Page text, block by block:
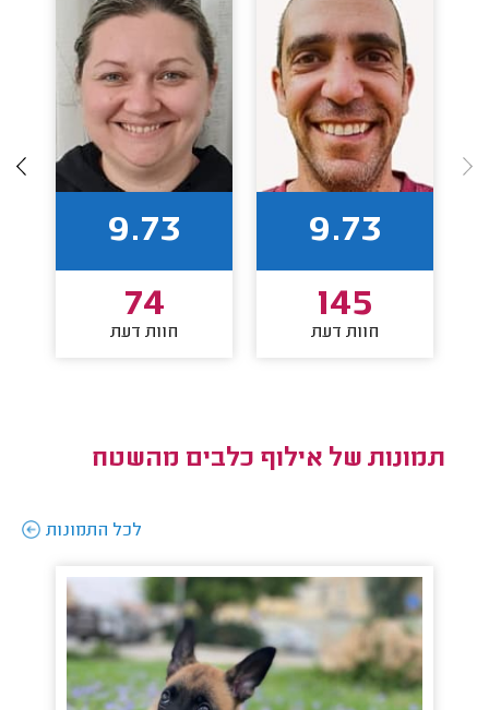
9.73
145
חוות דעת
9.73
74
חוות דעת
תמונות של אילוף כלבים מהשטח
לכל התמונות